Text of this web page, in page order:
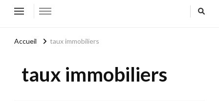
Accueil taux immobiliers
taux immobiliers